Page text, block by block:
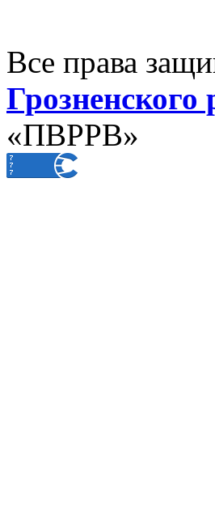
Все права
«ПВРРВ»